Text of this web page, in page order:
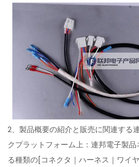
2、製品概要の紹介と販売に関連する
クプラットフォーム上：連邦電子製
る種類の[コネクタ｜ハーネス｜ワイ